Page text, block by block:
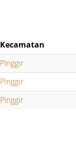
Kecamatan
Pinggir
Pinggir
Pinggir